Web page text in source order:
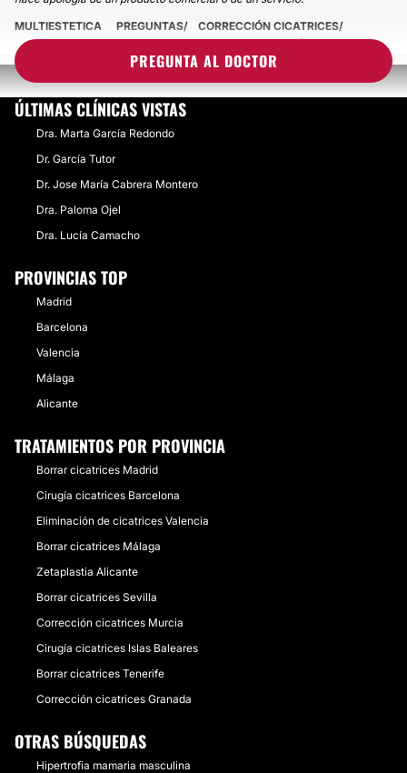
PREGUNTA AL DOCTOR
MULTIESTETICA PREGUNTAS
CORRECCIÓN CICATRICES
¿PUEDO ELIMINAR UNA CICATRIZ DE UNA OPERACIÓN?
ÚLTIMAS CLÍNICAS VISTAS
Dra. Marta García Redondo
Dr. García Tutor
Dr. Jose María Cabrera Montero
Dra. Paloma Ojel
Dra. Lucía Camacho
PROVINCIAS TOP
Madrid
Barcelona
Valencia
Málaga
Alicante
TRATAMIENTOS POR PROVINCIA
Borrar cicatrices Madrid
Cirugía cicatrices Barcelona
Eliminación de cicatrices Valencia
Borrar cicatrices Málaga
Zetaplastia Alicante
Borrar cicatrices Sevilla
Corrección cicatrices Murcia
Cirugía cicatrices Islas Baleares
Borrar cicatrices Tenerife
Corrección cicatrices Granada
OTRAS BÚSQUEDAS
Hipertrofia mamaria masculina